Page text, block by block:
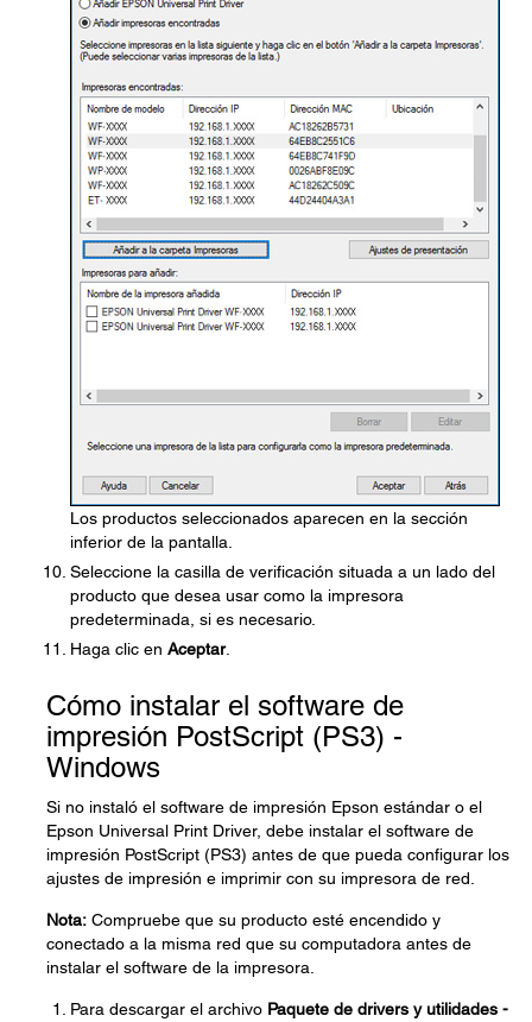
Los productos seleccionados aparecen en la sección
inferior de la pantalla.
Seleccione la casilla de verificación situada a un lado del
producto que desea usar como la impresora
predeterminada, si es necesario.
Haga clic en Aceptar.
Cómo instalar el software de
impresión PostScript (PS3) -
Windows
Si no instaló el software de impresión Epson estándar o el
Epson Universal Print Driver, debe instalar el software de
impresión PostScript (PS3) antes de que pueda configurar los
ajustes de impresión e imprimir con su impresora de red.
Nota: Compruebe que su producto esté encendido y
conectado a la misma red que su computadora antes de
instalar el software de la impresora.
Para descargar el archivo Paquete de drivers y utilidades -